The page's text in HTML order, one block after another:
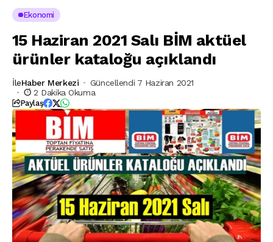
Ekonomi
15 Haziran 2021 Salı BİM aktüel
ürünler kataloğu açıklandı
İleHaber Merkezi
Güncellendi 7 Haziran 2021
2 Dakika Okuma
Paylaş